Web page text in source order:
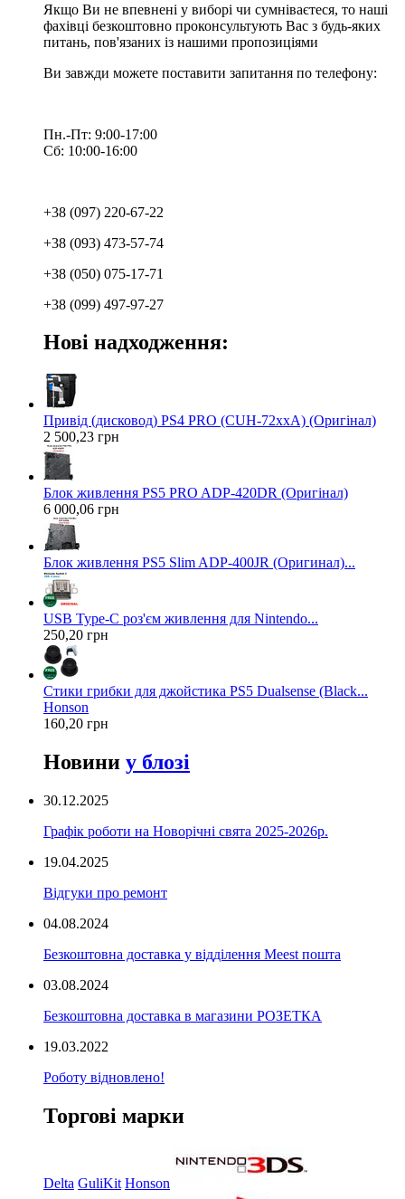
Якщо Ви не впевнені у виборі чи сумніваєтеся, то наші
фахівці безкоштовно проконсультують Вас з будь-яких
питань, пов'язаних із нашими пропозиціями
Ви завжди можете поставити запитання по телефону:
Пн.-Пт: 9:00-17:00
Сб: 10:00-16:00
+38 (097) 220-67-22
+38 (093) 473-57-74
+38 (050) 075-17-71
+38 (099) 497-97-27
Нові надходження:
Привід (дисковод) PS4 PRO (CUH-72xxA) (Оригінал)
2 500,23 грн
Блок живлення PS5 PRO ADP-420DR (Оригінал)
6 000,06 грн
Блок живлення PS5 Slim ADP-400JR (Оригинал)...
USB Type-C роз'єм живлення для Nintendo...
250,20 грн
Стики грибки для джойстика PS5 Dualsense (Black...
Honson
160,20 грн
Новини у блозі
30.12.2025
Графік роботи на Новорічні свята 2025-2026р.
19.04.2025
Відгуки про ремонт
04.08.2024
Безкоштовна доставка у відділення Meest пошта
03.08.2024
Безкоштовна доставка в магазини РОЗЕТКА
19.03.2022
Роботу відновлено!
Торгові марки
Delta GuliKit Honson